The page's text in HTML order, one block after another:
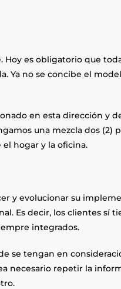
es obligatorio que
Ya no se concibe el
en esta dirección y
una mezcla dos (2)
hogar y la oficina.
y evolucionar su
Es decir, los clientes sí
integrados.
se tengan en
necesario repetir la